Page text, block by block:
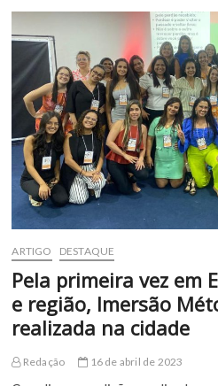
Projetos
educacionais
exaltam
heroínas
da
Independência
e
memoram
uma
farinhada
em
Cunha
ARTIGO DESTAQUE
Pela primeira vez em
e região, Imersão
realizada na cidade
Redação 16 de abril de 2023